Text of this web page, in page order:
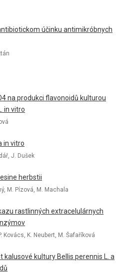
účinku antimikróbnych
na produkci flavonoidů kulturou
in vitro
in vitro
J. Dušek
herbstii
M. Pízová, M. Machala
rastlinných extracelulárnych
Kovács, K. Neubert, M. Šafaříková
kalusové kultury Bellis perennis L. a